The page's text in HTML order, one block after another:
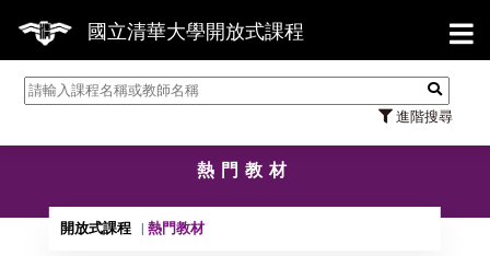
國立清華大學開放式課程
進階搜尋
【
熱門教材
開放式課程 熱門教材